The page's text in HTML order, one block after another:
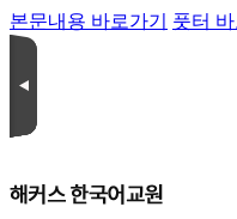
본문내용 바로가기 풋터 바